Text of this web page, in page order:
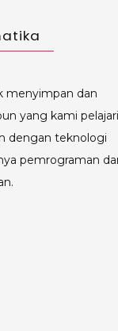
menyimpan dan
yang kami pelajari
dengan teknologi
pemrograman